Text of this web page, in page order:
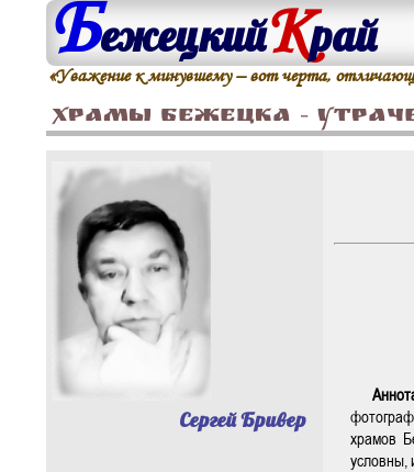
БежецкийКрай
«Уважение к минувшему – вот черта,
Храмы Бежецка –
Сергей Бривер
храмов
условны,